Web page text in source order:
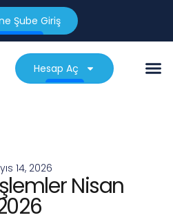
Şube Giriş
Hesap Aç
14, 2026
Nisan